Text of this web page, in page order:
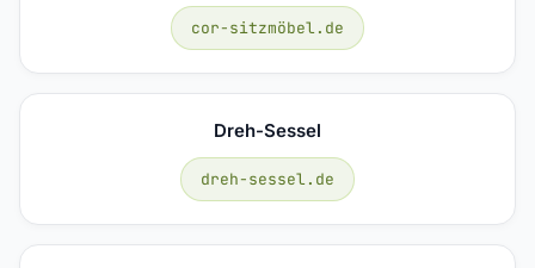
cor-sitzmöbel.de
Dreh-Sessel
dreh-sessel.de